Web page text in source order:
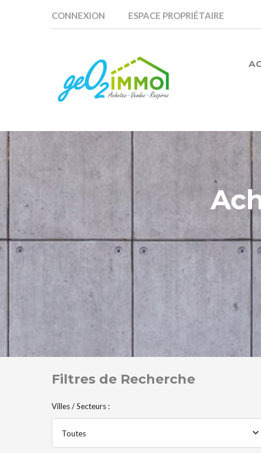
CONNEXION ESPACE PROPRIÉTAIRE
Filtres de Recherche
Villes / Secteurs :
Toutes